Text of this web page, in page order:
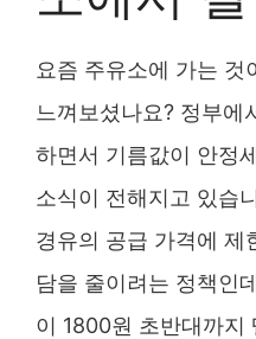
요즘 주유소에 가는 것
느껴보셨나요? 정부에
하면서 기름값이 안정
소식이 전해지고 있습
경유의 공급 가격에 제
담을 줄이려는 정책인
이 1800원 초반대까지